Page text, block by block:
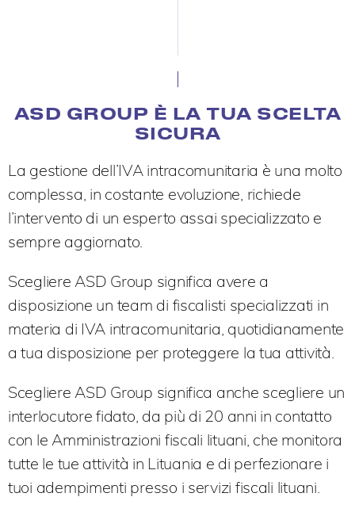
ASD GROUP È LA TUA SCELTA
SICURA
La gestione dell’IVA intracomunitaria è una molto
complessa, in costante evoluzione, richiede
l’intervento di un esperto assai specializzato e
sempre aggiornato.
Scegliere ASD Group significa avere a
disposizione un team di fiscalisti specializzati in
materia di IVA intracomunitaria, quotidianamente
a tua disposizione per proteggere la tua attività.
Scegliere ASD Group significa anche scegliere un
interlocutore fidato, da più di 20 anni in contatto
con le Amministrazioni fiscali lituani, che monitora
tutte le tue attività in Lituania e di perfezionare i
tuoi adempimenti presso i servizi fiscali lituani.